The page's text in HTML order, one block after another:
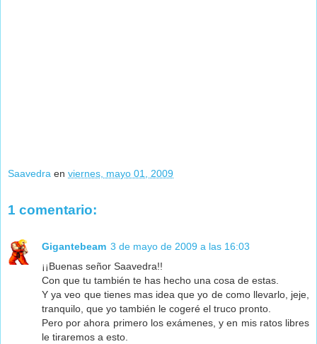
Saavedra en viernes, mayo 01, 2009
1 comentario:
Gigantebeam 3 de mayo de 2009 a las 16:03
¡¡Buenas señor Saavedra!!
Con que tu también te has hecho una cosa de estas.
Y ya veo que tienes mas idea que yo de como llevarlo, jeje,
tranquilo, que yo también le cogeré el truco pronto.
Pero por ahora primero los exámenes, y en mis ratos libres
le tiraremos a esto.